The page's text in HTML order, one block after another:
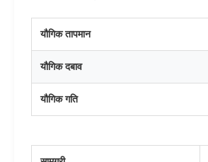
यौगिक तापमान
यौगिक दबाव
यौगिक गति